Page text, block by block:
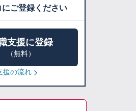
にご登録ください
支援に登録
（無料）
援の流れ